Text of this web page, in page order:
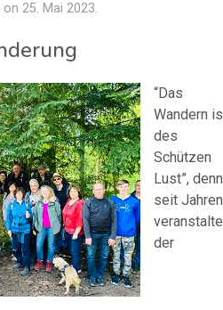
on 25. Mai 2023.
“Das
Wandern
des
Schützen
Lust”, denn
seit Jahren
der